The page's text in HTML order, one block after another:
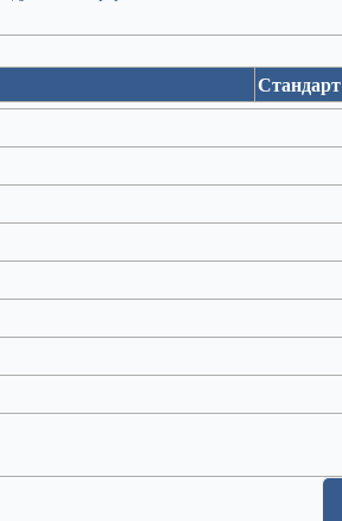
Стандарт